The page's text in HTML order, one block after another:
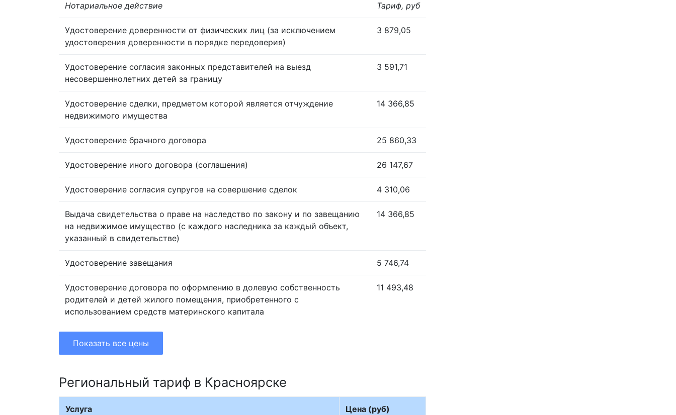
Нотариальное действие Тариф, руб
Удостоверение доверенности от физических лиц (за исключением
удостоверения доверенности в порядке передоверия)
3 879,05
Удостоверение согласия законных представителей на выезд
несовершеннолетних детей за границу
3 591,71
Удостоверение сделки, предметом которой является отчуждение
недвижимого имущества
14 366,85
Удостоверение брачного договора 25 860,33
Удостоверение иного договора (соглашения) 26 147,67
Удостоверение согласия супругов на совершение сделок 4 310,06
Выдача свидетельства о праве на наследство по закону и по завещанию
на недвижимое имущество (с каждого наследника за каждый объект,
указанный в свидетельстве)
14 366,85
Удостоверение завещания 5 746,74
Удостоверение договора по оформлению в долевую собственность
родителей и детей жилого помещения, приобретенного с
использованием средств материнского капитала
11 493,48
Показать все цены
Региональный тариф в Красноярске
Услуга Цена (руб)